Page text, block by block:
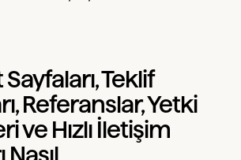
Teklif
Referanslar, Yetki
ve Hızlı İletişim
Nasıl